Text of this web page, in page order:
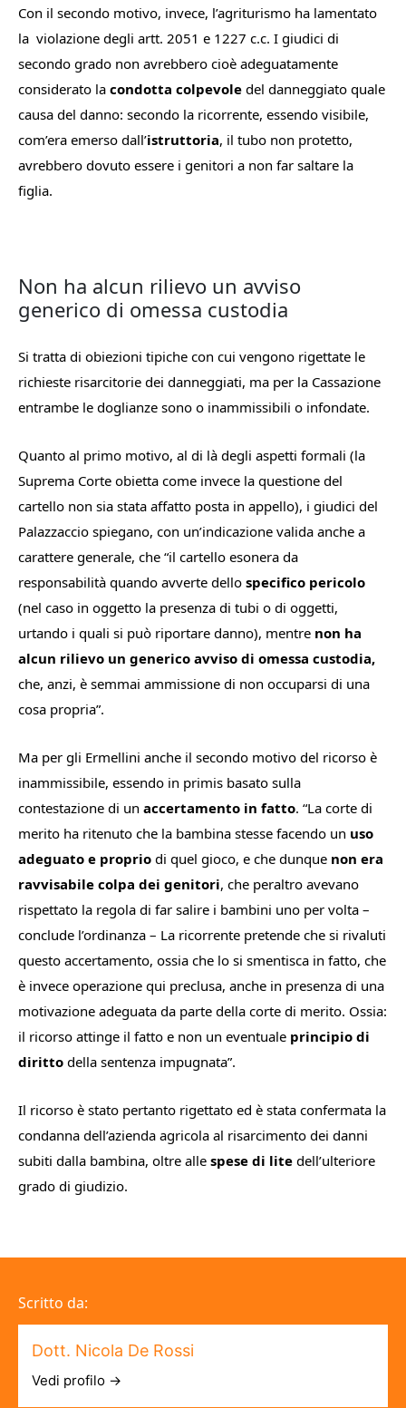
Con il secondo motivo, invece, l’agriturismo ha lamentato
la violazione degli artt. 2051 e 1227 c.c. I giudici di
secondo grado non avrebbero cioè adeguatamente
considerato la condotta colpevole del danneggiato quale
causa del danno: secondo la ricorrente, essendo visibile,
com’era emerso dall’istruttoria, il tubo non protetto,
avrebbero dovuto essere i genitori a non far saltare la
figlia.
Non ha alcun rilievo un avviso
generico di omessa custodia
Si tratta di obiezioni tipiche con cui vengono rigettate le
richieste risarcitorie dei danneggiati, ma per la Cassazione
entrambe le doglianze sono o inammissibili o infondate.
Quanto al primo motivo, al di là degli aspetti formali (la
Suprema Corte obietta come invece la questione del
cartello non sia stata affatto posta in appello), i giudici del
Palazzaccio spiegano, con un’indicazione valida anche a
carattere generale, che “il cartello esonera da
responsabilità quando avverte dello specifico pericolo
(nel caso in oggetto la presenza di tubi o di oggetti,
urtando i quali si può riportare danno), mentre non ha
alcun rilievo un generico avviso di omessa custodia,
che, anzi, è semmai ammissione di non occuparsi di una
cosa propria”.
Ma per gli Ermellini anche il secondo motivo del ricorso è
inammissibile, essendo in primis basato sulla
contestazione di un accertamento in fatto. “La corte di
merito ha ritenuto che la bambina stesse facendo un uso
adeguato e proprio di quel gioco, e che dunque non era
ravvisabile colpa dei genitori, che peraltro avevano
rispettato la regola di far salire i bambini uno per volta –
conclude l’ordinanza – La ricorrente pretende che si rivaluti
questo accertamento, ossia che lo si smentisca in fatto, che
è invece operazione qui preclusa, anche in presenza di una
motivazione adeguata da parte della corte di merito. Ossia:
il ricorso attinge il fatto e non un eventuale principio di
diritto della sentenza impugnata”.
Il ricorso è stato pertanto rigettato ed è stata confermata la
condanna dell’azienda agricola al risarcimento dei danni
subiti dalla bambina, oltre alle spese di lite dell’ulteriore
grado di giudizio.
Scritto da:
Dott. Nicola De Rossi
Vedi profilo →